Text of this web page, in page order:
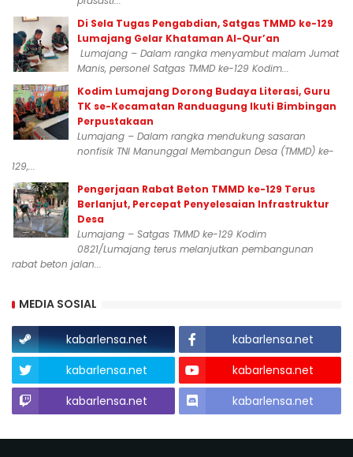
Di Sela Tugas Pengabdian, Satgas TMMD ke-129
Lumajang Gelar Khataman Al-Qur’an
Lumajang – Dalam rangka menyambut malam Jumat
Manis, personel Satgas TMMD ke-129 Kodim...
Kodim Lumajang Dorong Budaya Literasi, Guru
TK se-Kecamatan Randuagung Ikuti Bimbingan
Perpustakaan
Lumajang – Dalam rangka mendukung sasaran
nonfisik TNI Manunggal Membangun Desa (TMMD) ke-
129,...
Pengerjaan Rabat Beton TMMD ke-129 Terus
Berlanjut, Percepat Penyelesaian Infrastruktur
Desa
Lumajang – Satgas TMMD ke-129 Kodim
0821/Lumajang terus melanjutkan pembangunan
rabat beton jalan...
MEDIA SOSIAL
kabarlensa.net
kabarlensa.net
kabarlensa.net
kabarlensa.net
kabarlensa.net
kabarlensa.net